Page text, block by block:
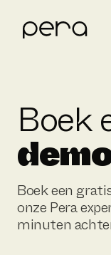
Boek
Boek een
onze Pera
minuten